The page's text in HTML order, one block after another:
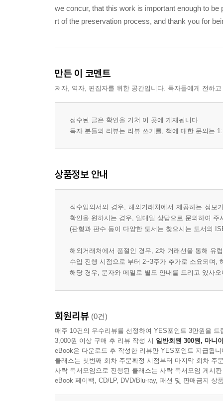
we concur, that this work is important enough to
rt of the preservation process, and thank you for
만든 이 코멘트
저자, 역자, 편집자를 위한 공간입니다. 독자들에게 전하
접수된 글은 확인을 거쳐 이 곳에 게재됩니다.
독자 분들의 리뷰는 리뷰 쓰기를, 책에 대한 문의는
상품정보 안내
직수입외서의 경우, 해외거래처에서 제공하는 정
확인을 원하시는 경우, 일대일 상담으로 문의하여 주
(판형과 판수 등이 다양한 도서는 찾으시는 도서의
해외거래처에서 품절인 경우, 2차 거래선을 통해 유
수입 진행 시점으로 부터 2~3주가 추가로 소요되며,
해당 경우, 문자와 메일로 별도 안내를 드리고 있사
회원리뷰 (0건)
매주 10건의 우수리뷰를 선정하여 YES포인트 3만원을 드
3,000원 이상 구매 후 리뷰 작성 시 일반회원 300원, 마니
eBook은 다운로드 후 작성한 리뷰만 YES포인트 지급됩니
클래스는 첫번째 회차 주문확정 시점부터 마지막 회차 주
사락 독서모임으로 진행된 클래스는 사락 독서모임 게시
eBook 페이백, CD/LP, DVD/Blu-ray, 패션 및 판매금지 상